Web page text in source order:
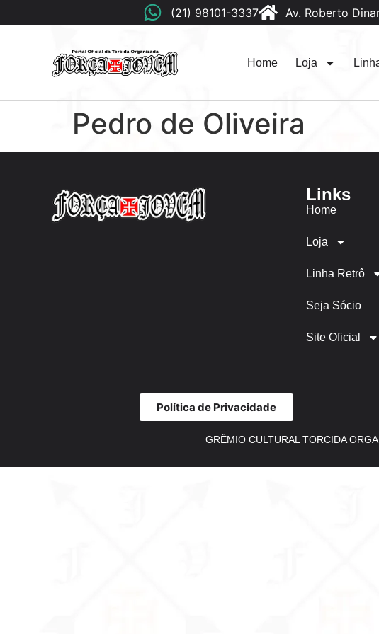
(21) 98101-3337 Av. Roberto
Home Loja
Pedro de Oliveira
Links
Home
Loja
Linha Retrô
Seja Sócio
Site Oficial
Política de Privacidade
GRÊMIO CULTURAL TORCIDA